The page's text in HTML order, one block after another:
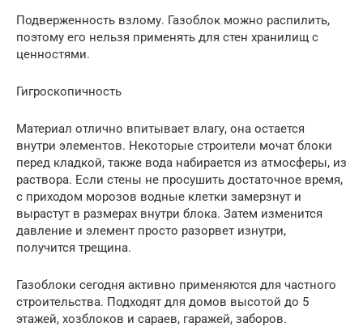
Подверженность взлому. Газоблок можно распилить,
поэтому его нельзя применять для стен хранилищ с
ценностями.
Гигроскопичность
Материал отлично впитывает влагу, она остается
внутри элементов. Некоторые строители мочат блоки
перед кладкой, также вода набирается из атмосферы, из
раствора. Если стены не просушить достаточное время,
с приходом морозов водные клетки замерзнут и
вырастут в размерах внутри блока. Затем изменится
давление и элемент просто разорвет изнутри,
получится трещина.
Газоблоки сегодня активно применяются для частного
строительства. Подходят для домов высотой до 5
этажей, хозблоков и сараев, гаражей, заборов.